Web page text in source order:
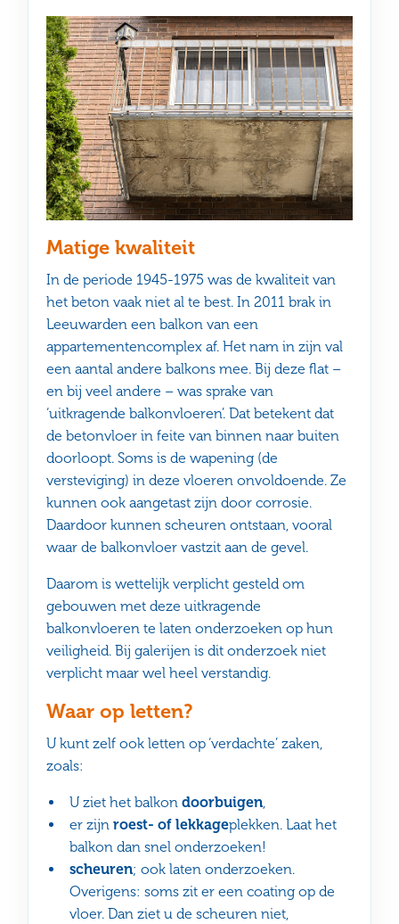
Matige kwaliteit
In de periode 1945-1975 was de kwaliteit van
het beton vaak niet al te best. In 2011 brak in
Leeuwarden een balkon van een
appartementencomplex af. Het nam in zijn val
een aantal andere balkons mee. Bij deze flat –
en bij veel andere – was sprake van
‘uitkragende balkonvloeren’. Dat betekent dat
de betonvloer in feite van binnen naar buiten
doorloopt. Soms is de wapening (de
versteviging) in deze vloeren onvoldoende. Ze
kunnen ook aangetast zijn door corrosie.
Daardoor kunnen scheuren ontstaan, vooral
waar de balkonvloer vastzit aan de gevel.
Daarom is wettelijk verplicht gesteld om
gebouwen met deze uitkragende
balkonvloeren te laten onderzoeken op hun
veiligheid. Bij galerijen is dit onderzoek niet
verplicht maar wel heel verstandig.
Waar op letten?
U kunt zelf ook letten op ‘verdachte’ zaken,
zoals:
U ziet het balkon doorbuigen,
er zijn roest- of lekkageplekken. Laat het
balkon dan snel onderzoeken!
scheuren; ook laten onderzoeken.
Overigens: soms zit er een coating op de
vloer. Dan ziet u de scheuren niet,